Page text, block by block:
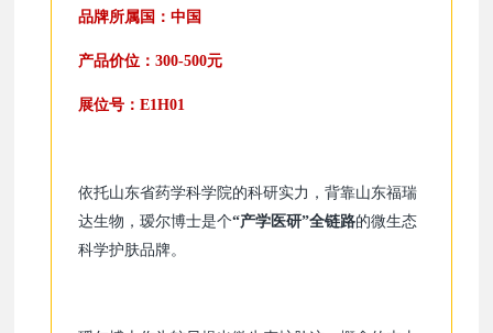
品牌所属国：中国
产品价位：300-500元
展位号：E1H01
依托山东省药学科学院的科研实力，背靠山东福瑞
达生物，瑷尔博士是个“产学医研”全链路的微生态
科学护肤品牌。